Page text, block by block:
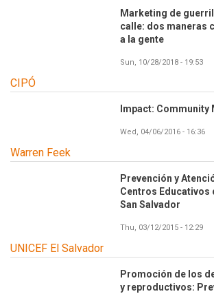
Marketing de
calle: dos maneras
a la gente
Sun, 10/28/2018 - 19:53
CIPÓ
Impact: Community
Wed, 04/06/2016 - 16:36
Warren Feek
Prevención y
Centros Educativos
San Salvador
Thu, 03/12/2015 - 12:29
UNICEF El Salvador
Promoción de los
y reproductivos: